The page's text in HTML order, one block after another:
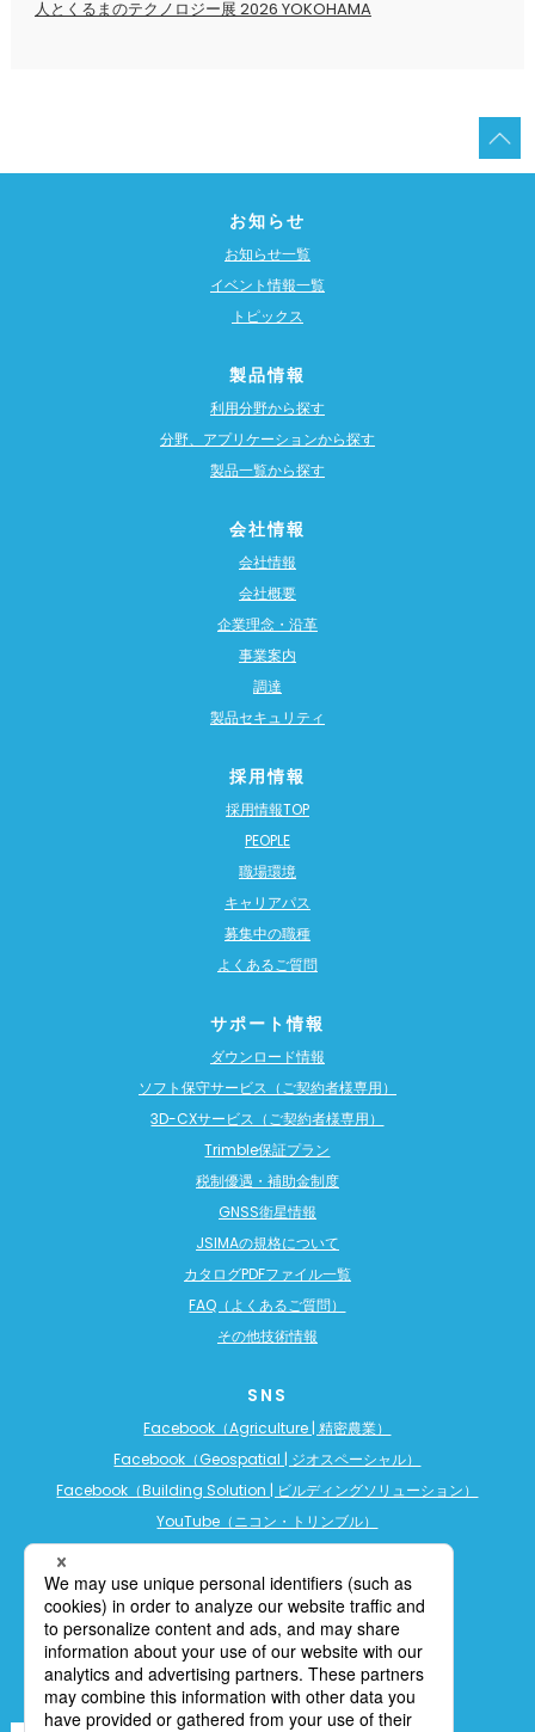
人とくるまのテクノロジー展 2026 YOKOHAMA
お知らせ
お知らせ一覧
イベント情報一覧
トピックス
製品情報
利用分野から探す
分野、アプリケーションから探す
製品一覧から探す
会社情報
会社情報
会社概要
企業理念・沿革
事業案内
調達
製品セキュリティ
採用情報
採用情報TOP
PEOPLE
職場環境
キャリアパス
募集中の職種
よくあるご質問
サポート情報
ダウンロード情報
ソフト保守サービス（ご契約者様専用）
3D-CXサービス（ご契約者様専用）
Trimble保証プラン
税制優遇・補助金制度
GNSS衛星情報
JSIMAの規格について
カタログPDFファイル一覧
FAQ（よくあるご質問）
その他技術情報
SNS
Facebook（Agriculture | 精密農業）
Facebook（Geospatial | ジオスペーシャル）
Facebook（Building Solution | ビルディングソリューション）
YouTube（ニコン・トリンブル）
YouTube（ビルディングソリューション）
LINE公式アカウント（精密農業）